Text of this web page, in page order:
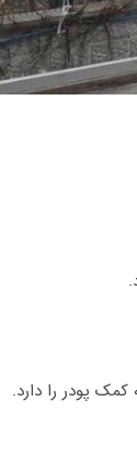
پودر را دارد.